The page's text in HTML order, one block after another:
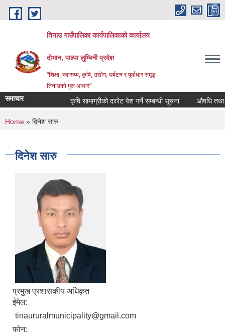
Skip to main content
तिनाउ गाउँपालिका कार्यपालिकाकाे कार्यालय
दोभान, पाल्पा लुम्बिनी प्रदेश
"शिक्षा, स्वास्थ्य, कृषि, उद्योग, पर्यटन र पूर्वाधार समृद्ध-
तिनाउको मुल आधार"
समाचार कृषि सामाग्रीको दररेट पेश गर्ने सम्बन्धी सूचना औषधि तथा
You are here
Home » दिनेश सारु
दिनेश सारु
प्रमुख प्रशासकीय अधिकृत
ईमेल:
tinaururalmunicipality@gmail.com
फोन: